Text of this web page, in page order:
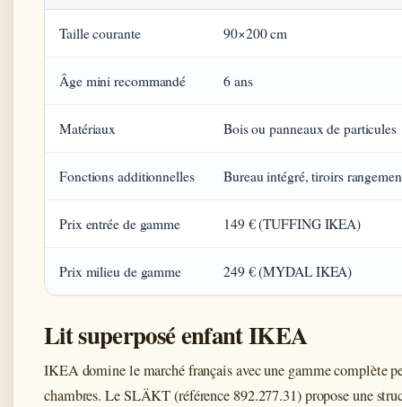
Taille courante 90×200 cm
Âge mini recommandé 6 ans
Matériaux Bois ou panneaux de particules
Fonctions additionnelles Bureau intégré, tiroirs
Prix entrée de gamme 149 € (TUFFING IKEA)
Prix milieu de gamme 249 € (MYDAL IKEA)
Lit superposé enfant IKEA
IKEA domine le marché français avec une gamme complète
chambres. Le SLÄKT (référence 892.277.31) propose une